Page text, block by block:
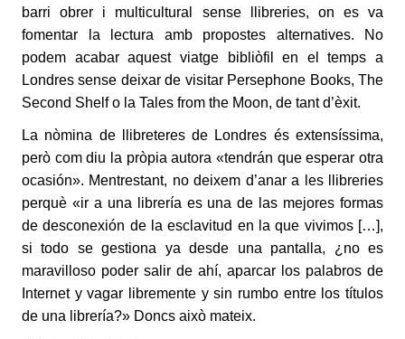
barri obrer i multicultural sense llibreries, on es va
fomentar la lectura amb propostes alternatives. No
podem acabar aquest viatge bibliòfil en el temps a
Londres sense deixar de visitar Persephone Books, The
Second Shelf o la Tales from the Moon, de tant d’èxit.
La nòmina de llibreteres de Londres és extensíssima,
però com diu la pròpia autora «tendrán que esperar otra
ocasión». Mentrestant, no deixem d’anar a les llibreries
perquè «ir a una librería es una de las mejores formas
de desconexión de la esclavitud en la que vivimos […],
si todo se gestiona ya desde una pantalla, ¿no es
maravilloso poder salir de ahí, aparcar los palabros de
Internet y vagar libremente y sin rumbo entre los títulos
de una librería?» Doncs això mateix.